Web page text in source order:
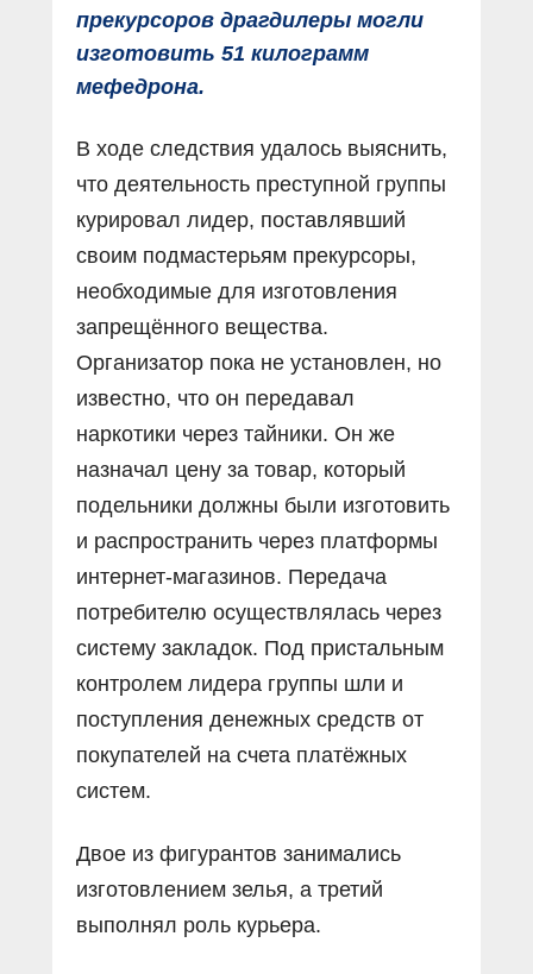
прекурсоров драгдилеры могли
изготовить 51 килограмм
мефедрона.
В ходе следствия удалось выяснить,
что деятельность преступной группы
курировал лидер, поставлявший
своим подмастерьям прекурсоры,
необходимые для изготовления
запрещённого вещества.
Организатор пока не установлен, но
известно, что он передавал
наркотики через тайники. Он же
назначал цену за товар, который
подельники должны были изготовить
и распространить через платформы
интернет-магазинов. Передача
потребителю осуществлялась через
систему закладок. Под пристальным
контролем лидера группы шли и
поступления денежных средств от
покупателей на счета платёжных
систем.
Двое из фигурантов занимались
изготовлением зелья, а третий
выполнял роль курьера.